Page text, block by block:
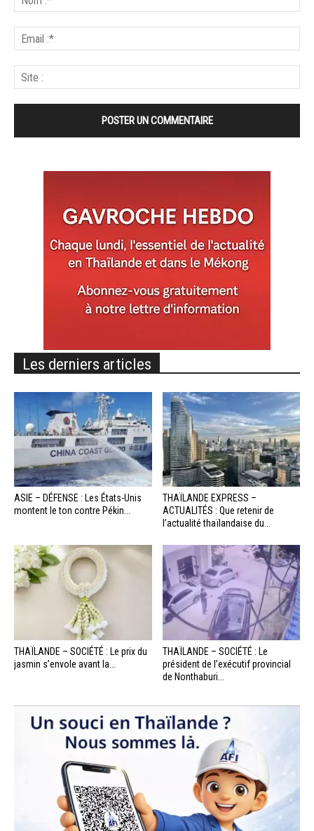
Les derniers articles
ASIE – DÉFENSE : Les États-Unis
montent le ton contre Pékin...
THAÏLANDE EXPRESS –
ACTUALITÉS : Que retenir de
l’actualité thaïlandaise du...
THAÏLANDE – SOCIÉTÉ : Le prix du
jasmin s’envole avant la...
THAÏLANDE – SOCIÉTÉ : Le
président de l’exécutif provincial
de Nonthaburi...